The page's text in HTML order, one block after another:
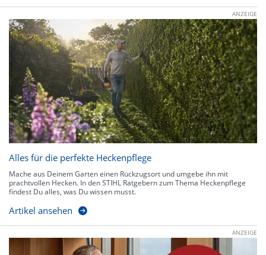
ANZEIGE
Alles für die perfekte Heckenpflege
Mache aus Deinem Garten einen Rückzugsort und umgebe ihn mit
prachtvollen Hecken. In den STIHL Ratgebern zum Thema Heckenpflege
findest Du alles, was Du wissen musst.
Artikel ansehen
ANZEIGE